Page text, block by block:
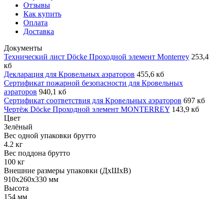
Отзывы
Как купить
Оплата
Доставка
Документы
Технический лист Döcke Проходной элемент Monterrey 253,4
кб
Декларация для Кровельных аэраторов 455,6 кб
Сертификат пожарной безопасности для Кровельных
аэраторов 940,1 кб
Сертификат соответствия для Кровельных аэраторов 697 кб
Чертёж Döcke Проходной элемент MONTERREY 143,9 кб
Цвет
Зелёный
Вес одной упаковки брутто
4.2 кг
Вес поддона брутто
100 кг
Внешние размеры упаковки (ДхШхВ)
910x260x330 мм
Высота
154 мм